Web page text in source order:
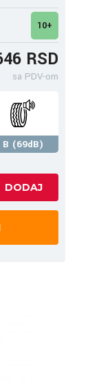
10+
RSD
sa PDV-om
B (69dB)